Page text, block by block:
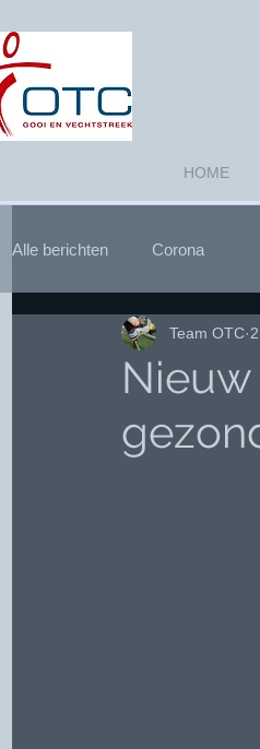
HOME
Alle berichten Corona
Team OTC